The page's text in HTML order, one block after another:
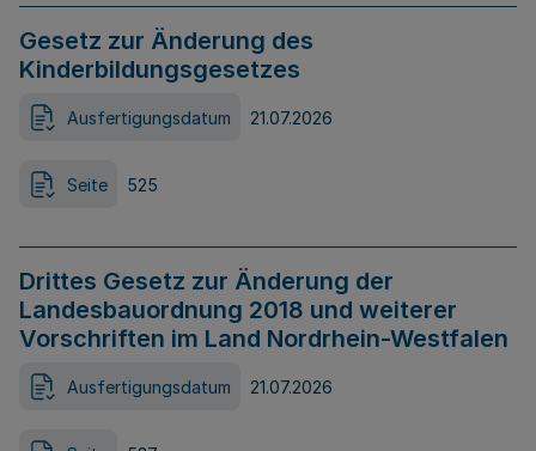
Gesetz zur Änderung des
Kinderbildungsgesetzes
Ausfertigungsdatum 21.07.2026
Seite 525
Drittes Gesetz zur Änderung der
Landesbauordnung 2018 und weiterer
Vorschriften im Land Nordrhein-Westfalen
Ausfertigungsdatum 21.07.2026